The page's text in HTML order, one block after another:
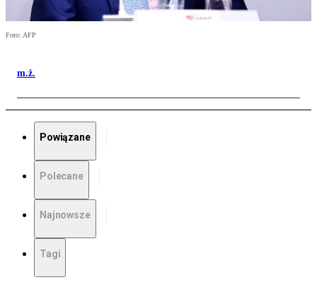
Foto: AFP
m.ż.
Powiązane
Polecane
Najnowsze
Tagi